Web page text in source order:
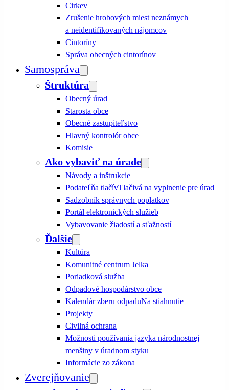
Cirkev
Zrušenie hrobových miest neznámych
a neidentifikovaných nájomcov
Cintoríny
Správa obecných cintorínov
Samospráva
Štruktúra
Obecný úrad
Starosta obce
Obecné zastupiteľstvo
Hlavný kontrolór obce
Komisie
Ako vybaviť na úrade
Návody a inštrukcie
Podateľňa tlačívTlačivá na vyplnenie pre úrad
Sadzobník správnych poplatkov
Portál elektronických služieb
Vybavovanie žiadostí a sťažností
Ďalšie
Kultúra
Komunitné centrum Jelka
Poriadková služba
Odpadové hospodárstvo obce
Kalendár zberu odpaduNa stiahnutie
Projekty
Civilná ochrana
Možnosti používania jazyka národnostnej
menšiny v úradnom styku
Informácie zo zákona
Zverejňovanie